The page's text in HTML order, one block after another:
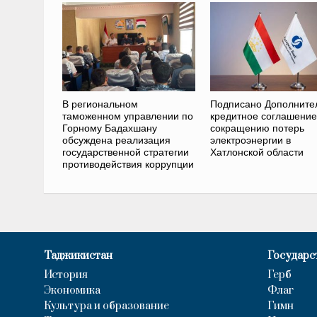
В региональном
таможенном управлении по
Горному Бадахшану
обсуждена реализация
государственной стратегии
противодействия коррупции
Подписано
кредитное
сокращению потерь
электроэнергии в
Хатлонской области
Таджикистан
История
Экономика
Культура и образование
Герб
Флаг
Гимн